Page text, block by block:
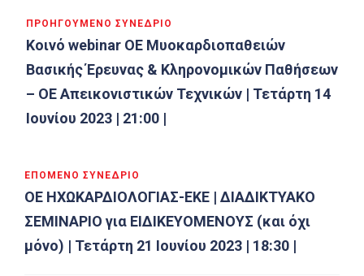
ΠΡΟΗΓΟΎΜΕΝΟ ΣΥΝΈΔΡΙΟ
Κοινό webinar OE Μυοκαρδιοπαθειών
Βασικής Έρευνας & Κληρονομικών Παθήσεων
– ΟΕ Απεικονιστικών Τεχνικών | Τετάρτη 14
Ιουνίου 2023 | 21:00 |
ΕΠΌΜΕΝΟ ΣΥΝΈΔΡΙΟ
ΟΕ ΗΧΩΚΑΡΔΙΟΛΟΓΙΑΣ-ΕΚΕ | ΔΙΑΔΙΚΤΥΑΚΟ
ΣΕΜΙΝΑΡΙΟ για ΕΙΔΙΚΕΥΟΜΕΝΟΥΣ (και όχι
μόνο) | Τετάρτη 21 Ιουνίου 2023 | 18:30 |